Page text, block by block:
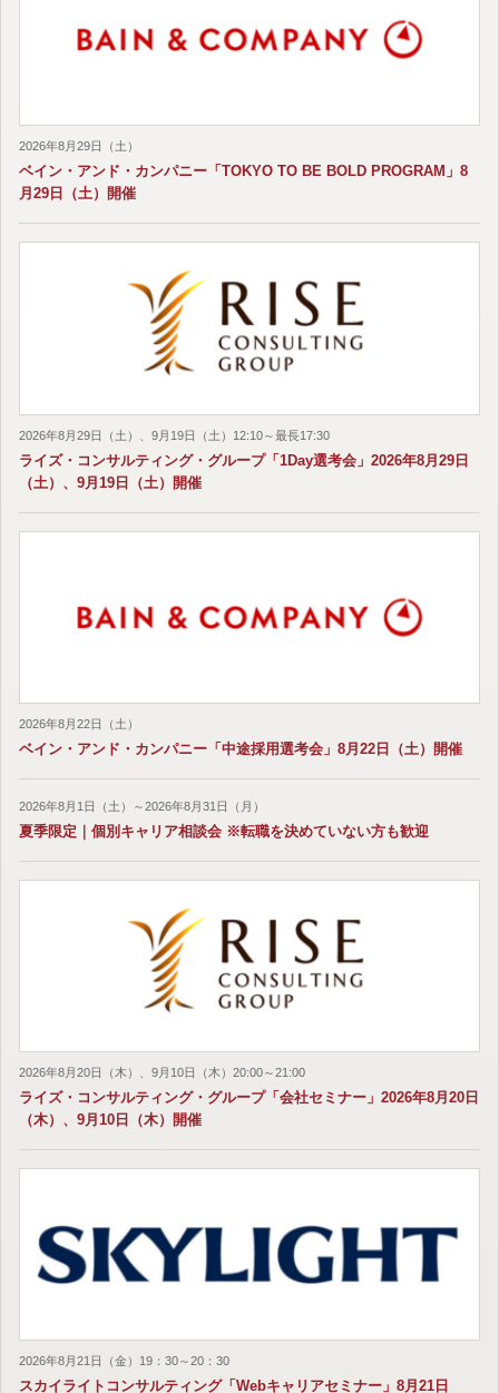
2026年8月29日（土）
ベイン・アンド・カンパニー「TOKYO TO BE BOLD PROGRAM」8
月29日（土）開催
2026年8月29日（土）、9月19日（土）12:10～最長17:30
ライズ・コンサルティング・グループ「1Day選考会」2026年8月29日
（土）、9月19日（土）開催
2026年8月22日（土）
ベイン・アンド・カンパニー「中途採用選考会」8月22日（土）開催
2026年8月1日（土）～2026年8月31日（月）
夏季限定｜個別キャリア相談会 ※転職を決めていない方も歓迎
2026年8月20日（木）、9月10日（木）20:00～21:00
ライズ・コンサルティング・グループ「会社セミナー」2026年8月20日
（木）、9月10日（木）開催
2026年8月21日（金）19：30～20：30
スカイライトコンサルティング「Webキャリアセミナー」8月21日